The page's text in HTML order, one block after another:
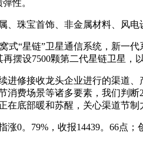
性。
宝首饰、非金属材料、风电
“星链”卫星通信系统，新一
摆设7500颗第二代星链卫星，
接收龙头企业进行的渠道、
费场景等诸多要素，我们判
底部暖和苏醒，关心渠道节制
。79%，收报14439。66点；